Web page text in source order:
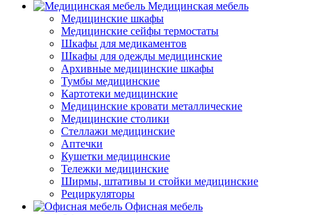
Медицинская мебель
Медицинские шкафы
Медицинские сейфы термостаты
Шкафы для медикаментов
Шкафы для одежды медицинские
Архивные медицинские шкафы
Тумбы медицинские
Картотеки медицинские
Медицинские кровати металлические
Медицинские столики
Стеллажи медицинские
Аптечки
Кушетки медицинские
Тележки медицинские
Ширмы, штативы и стойки медицинские
Рециркуляторы
Офисная мебель